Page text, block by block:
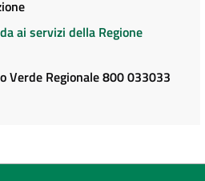
ai servizi della Regione
Verde Regionale 800 033033